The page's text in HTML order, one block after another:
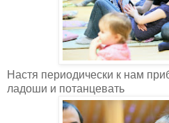
Настя периодически к нам
ладоши и потанцевать